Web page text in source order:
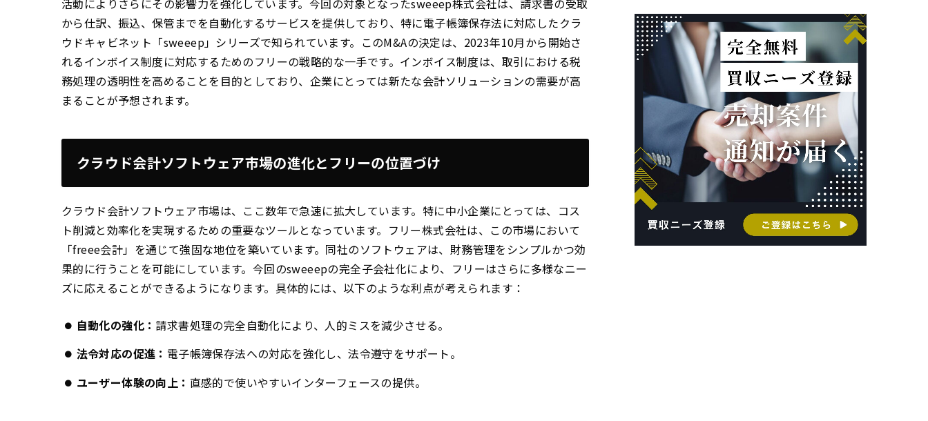
から仕訳、振込、保管までを自動化するサービスを提供しており、特に電子帳簿保存法に対応したクラ
ウドキャビネット「sweeep」シリーズで知られています。このM&Aの決定は、2023年10月から開始さ
れるインボイス制度に対応するためのフリーの戦略的な一手です。インボイス制度は、取引における税
務処理の透明性を高めることを目的としており、企業にとっては新たな会計ソリューションの需要が高
まることが予想されます。
クラウド会計ソフトウェア市場の進化とフリーの位置づけ
クラウド会計ソフトウェア市場は、ここ数年で急速に拡大しています。特に中小企業にとっては、コス
ト削減と効率化を実現するための重要なツールとなっています。フリー株式会社は、この市場において
「freee会計」を通じて強固な地位を築いています。同社のソフトウェアは、財務管理をシンプルかつ効
果的に行うことを可能にしています。今回のsweeepの完全子会社化により、フリーはさらに多様なニー
ズに応えることができるようになります。具体的には、以下のような利点が考えられます：
自動化の強化： 請求書処理の完全自動化により、人的ミスを減少させる。
法令対応の促進： 電子帳簿保存法への対応を強化し、法令遵守をサポート。
ユーザー体験の向上： 直感的で使いやすいインターフェースの提供。